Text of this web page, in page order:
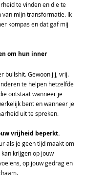
te vinden en die te
van mijn transformatie. Ik
kompas en dat gaf mij
om hun inner
bullshit. Gewoon jij, vrij.
te helpen hetzelfde
ontstaat wanneer je
bent en wanneer je
uit te spreken.
vrijheid beperkt.
als je geen tijd maakt om
krijgen op jouw
op jouw gedrag en